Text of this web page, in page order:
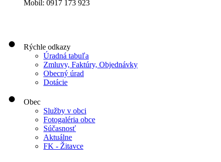
Mobil: 0917 173 923
Rýchle odkazy
Úradná tabuľa
Zmluvy, Faktúry, Objednávky
Obecný úrad
Dotácie
Obec
Služby v obci
Fotogaléria obce
Súčasnosť
Aktuálne
FK - Žitavce